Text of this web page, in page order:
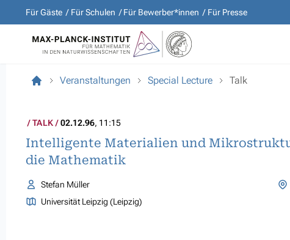
Für Gäste Für Schulen Für Bewerber*innen Für Presse
Veranstaltungen Special Lecture Talk
TALK 02.12.96, 11:15
Intelligente Materialien und
die Mathematik
Stefan Müller
Universität Leipzig (Leipzig)